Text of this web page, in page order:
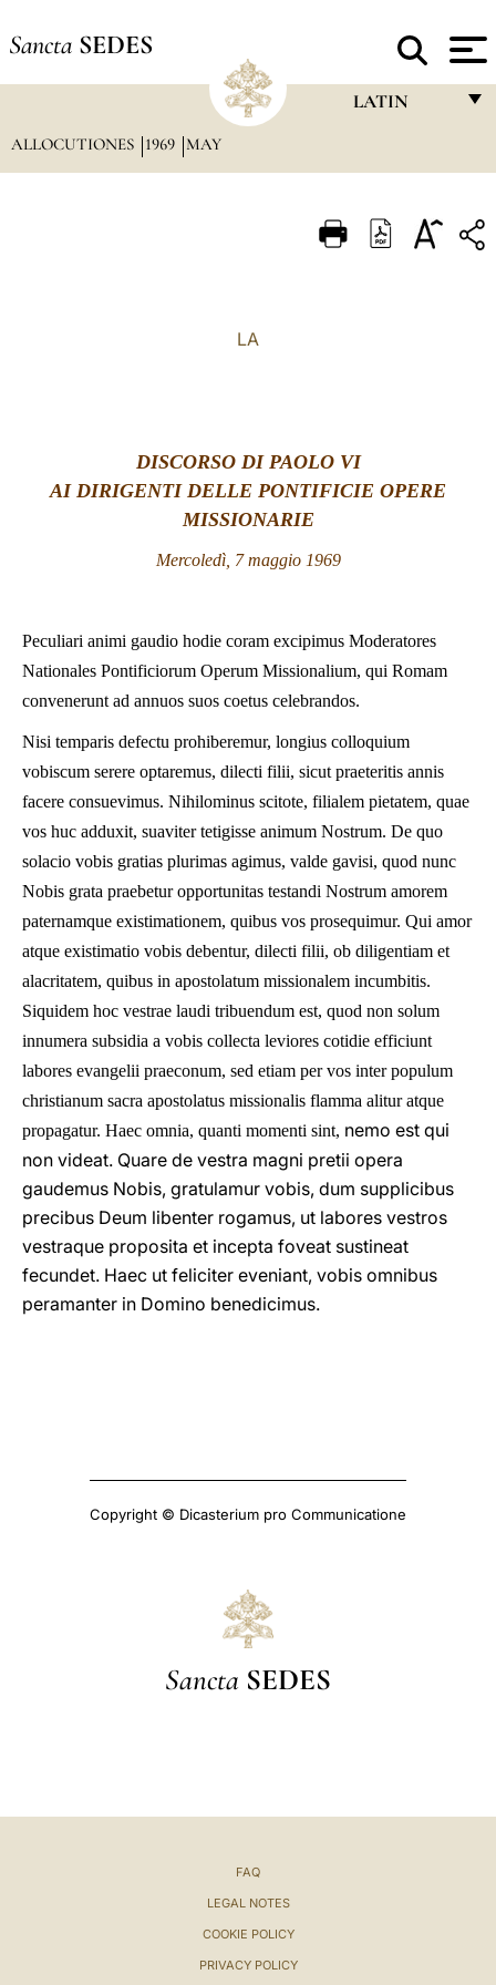
Sancta SEDES
LATIN
ITALIANO
中文
ALLOCUTIONES 1969 MAY
LA
DISCORSO DI PAOLO VI
AI DIRIGENTI DELLE PONTIFICIE OPERE
MISSIONARIE
Mercoledì, 7 maggio 1969
Peculiari animi gaudio hodie coram excipimus Moderatores
Nationales Pontificiorum Operum Missionalium, qui Romam
convenerunt ad annuos suos coetus celebrandos.
Nisi temparis defectu prohiberemur, longius colloquium
vobiscum serere optaremus, dilecti filii, sicut praeteritis annis
facere consuevimus. Nihilominus scitote, filialem pietatem, quae
vos huc adduxit, suaviter tetigisse animum Nostrum. De quo
solacio vobis gratias plurimas agimus, valde gavisi, quod nunc
Nobis grata praebetur opportunitas testandi Nostrum amorem
paternamque existimationem, quibus vos prosequimur. Qui amor
atque existimatio vobis debentur, dilecti filii, ob diligentiam et
alacritatem, quibus in apostolatum missionalem incumbitis.
Siquidem hoc vestrae laudi tribuendum est, quod non solum
innumera subsidia a vobis collecta leviores cotidie efficiunt
labores evangelii praeconum, sed etiam per vos inter populum
christianum sacra apostolatus missionalis flamma alitur atque
propagatur. Haec omnia, quanti momenti sint, nemo est qui
non videat. Quare de vestra magni pretii opera
gaudemus Nobis, gratulamur vobis, dum supplicibus
precibus Deum libenter rogamus, ut labores vestros
vestraque proposita et incepta foveat sustineat
fecundet. Haec ut feliciter eveniant, vobis omnibus
peramanter in Domino benedicimus.
Copyright © Dicasterium pro Communicatione
Sancta SEDES
FAQ
LEGAL NOTES
COOKIE POLICY
PRIVACY POLICY